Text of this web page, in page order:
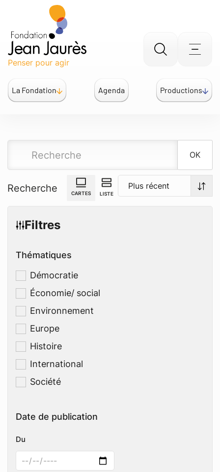
Gestion des traceurs
Penser pour agir
Aller
la
recherche
La Fondation Agenda Productions
OK
Recherche CARTES LISTE
Filtres
Thématiques
Démocratie
Économie/ social
Environnement
Europe
Histoire
International
Société
Date de publication
Du